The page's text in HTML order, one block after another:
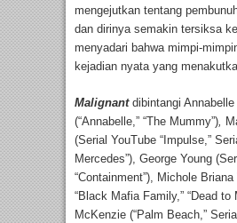
mengejutkan tentang
dan dirinya semakin tersiksa
menyadari bahwa mimpi-
kejadian nyata yang
Malignantdibintangi Annabelle
(“Annabelle,” “The Mummy”),
(Serial YouTube “Impulse,”
Mercedes”), George Young
“Containment”), Michole
“Black Mafia Family,” “Dead to
McKenzie (“Palm Beach,”